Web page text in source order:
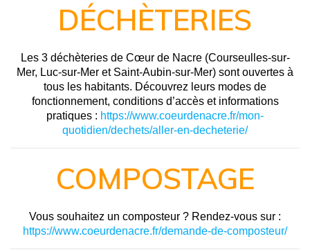
DÉCHÈTERIES
Les 3 déchèteries de Cœur de Nacre (Courseulles-sur-
Mer, Luc-sur-Mer et Saint-Aubin-sur-Mer) sont ouvertes à
tous les habitants. Découvrez leurs modes de
fonctionnement, conditions d’accès et informations
pratiques : https://www.coeurdenacre.fr/mon-
quotidien/dechets/aller-en-decheterie/
COMPOSTAGE
Vous souhaitez un composteur ? Rendez-vous sur :
https://www.coeurdenacre.fr/demande-de-composteur/